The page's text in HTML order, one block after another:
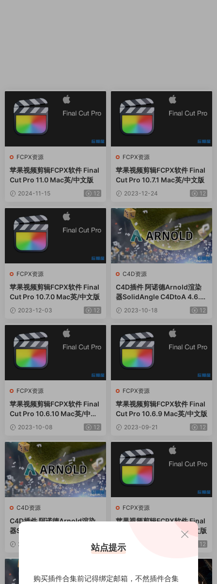
FCPX资源
苹果视频剪辑FCPX软件 Final
Cut Pro 11.0 Mac英/中文版
2024-11-15 12
FCPX资源
苹果视频剪辑FCPX软件 Final
Cut Pro 10.7.1 Mac英/中文版
2023-12-24 12
FCPX资源
苹果视频剪辑FCPX软件 Final
Cut Pro 10.7.0 Mac英/中文版
2023-12-03 12
C4D资源
C4D插件 阿诺德Arnold渲染
器SolidAngle C4DtoA 4.6.6
Win/Mac
2023-10-18 12
FCPX资源
苹果视频剪辑FCPX软件 Final
Cut Pro 10.6.10 Mac英/中文
版 2023-10-08 12
FCPX资源
苹果视频剪辑FCPX软件 Final
Cut Pro 10.6.9 Mac英/中文版
2023-09-21 12
C4D资源
C4D插件 阿诺德Arnold渲染
器SolidAngle C4DtoA 4.6.5
1 Win支持R24/R25/R26/202
3/2024
2023-08-15 12
FCPX资源
苹果视频剪辑FCPX软件 Final
Cut Pro 10.6.7 Mac英/中文版
2023-07-21 12
站点提示
购买插件合集前记得绑定邮箱，不然插件合集